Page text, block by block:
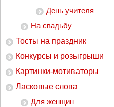
День учителя
На свадьбу
Тосты на праздник
Конкурсы и розыгрыши
Картинки-мотиваторы
Ласковые слова
Для женщин